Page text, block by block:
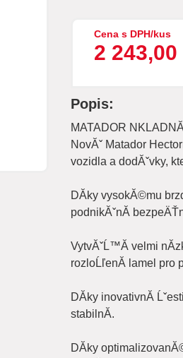
Cena s DPH/kus
2 243,00
Popis:
MATADOR
NovĂˇ Matador
vozidla a dodĂˇvky,
DĂ­ky vysokĂ©mu
podnikĂˇnĂ­
VytvĂˇĹ™Ă­ velmi
rozloĹľenĂ­ lamel pro
DĂ­ky inovativnĂ­
stabilnĂ­.
DĂ­ky